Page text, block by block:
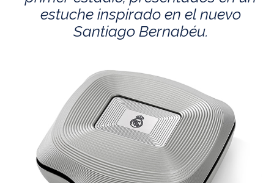
estuche inspirado en el nuevo
Santiago Bernabéu.